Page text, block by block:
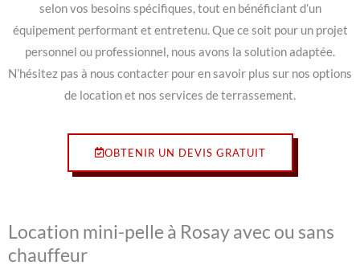
selon vos besoins spécifiques, tout en bénéficiant d’un
équipement performant et entretenu. Que ce soit pour un projet
personnel ou professionnel, nous avons la solution adaptée.
N’hésitez pas à nous contacter pour en savoir plus sur nos options
de location et nos services de terrassement.
OBTENIR UN DEVIS GRATUIT
Location mini-pelle à Rosay avec ou sans
chauffeur